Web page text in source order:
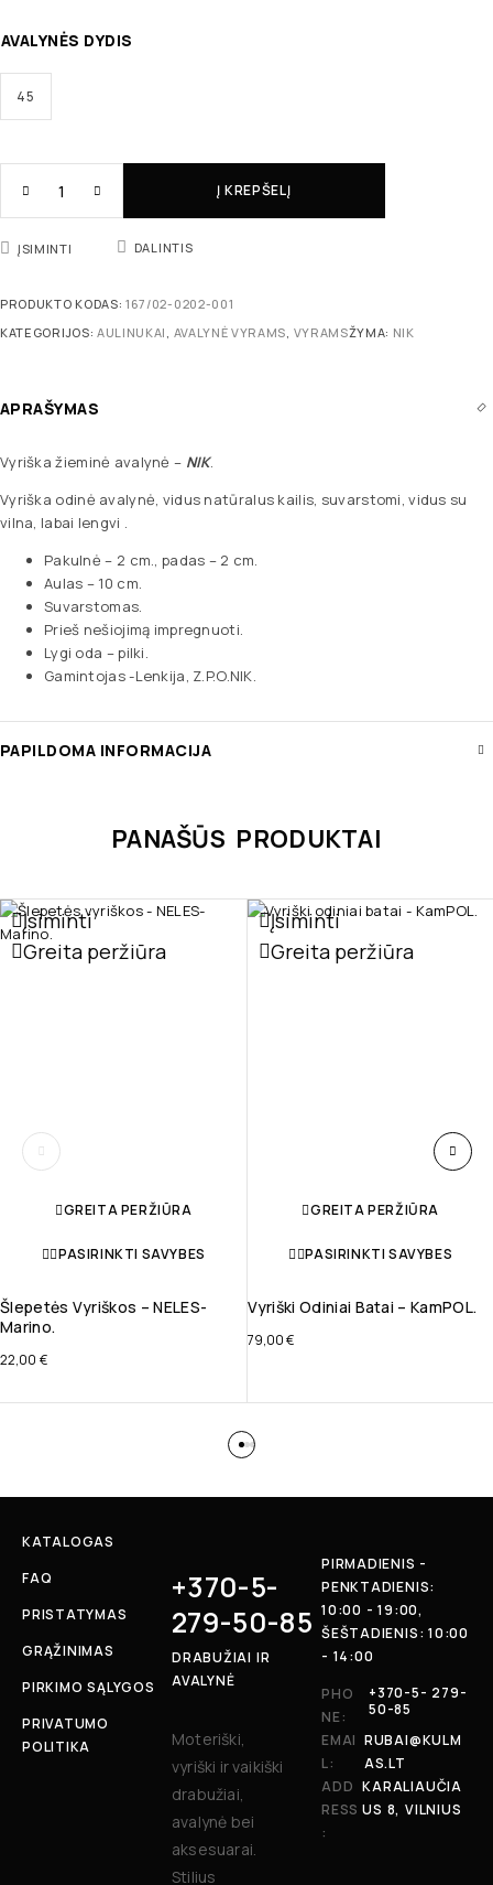
AVALYNĖS DYDIS
45
Į KREPŠELĮ
ĮSIMINTI DALINTIS
PRODUKTO KODAS: 167/02-0202-001
KATEGORIJOS: AULINUKAI , AVALYNĖ VYRAMS, VYRAMSŽYMA: NIK
APRAŠYMAS
Vyriška žieminė avalynė – NIK.
Vyriška odinė avalynė, vidus natūralus kailis, suvarstomi, vidus su
vilna, labai lengvi .
Pakulnė – 2 cm., padas – 2 cm.
Aulas – 10 cm.
Suvarstomas.
Prieš nešiojimą impregnuoti.
Lygi oda – pilki.
Gamintojas -Lenkija, Z.P.O.NIK.
PAPILDOMA INFORMACIJA
PANAŠŪS PRODUKTAI
Įsiminti
Greita peržiūra
GREITA PERŽIŪRA
PASIRINKTI SAVYBES
Šlepetės Vyriškos – NELES-
Marino.
22,00 €
Įsiminti
Greita peržiūra
GREITA PERŽIŪRA
PASIRINKTI SAVYBES
Vyriški Odiniai Batai – KamPOL.
79,00€
KATALOGAS
FAQ
PRISTATYMAS
GRĄŽINIMAS
PIRKIMO SĄLYGOS
PRIVATUMO
POLITIKA
+370-5-
279-50-85
DRABUŽIAI IR
AVALYNĖ
Moteriški,
vyriški ir vaikiški
drabužiai,
avalynė bei
aksesuarai.
Stilius
PIRMADIENIS -
PENKTADIENIS:
10:00 - 19:00,
ŠEŠTADIENIS: 10:00
- 14:00
PHO
NE:
+370-5- 279-
50-85
EMAI
L:
RUBAI@KULM
AS.LT
ADD
RESS
:
KARALIAUČIA
US 8, VILNIUS